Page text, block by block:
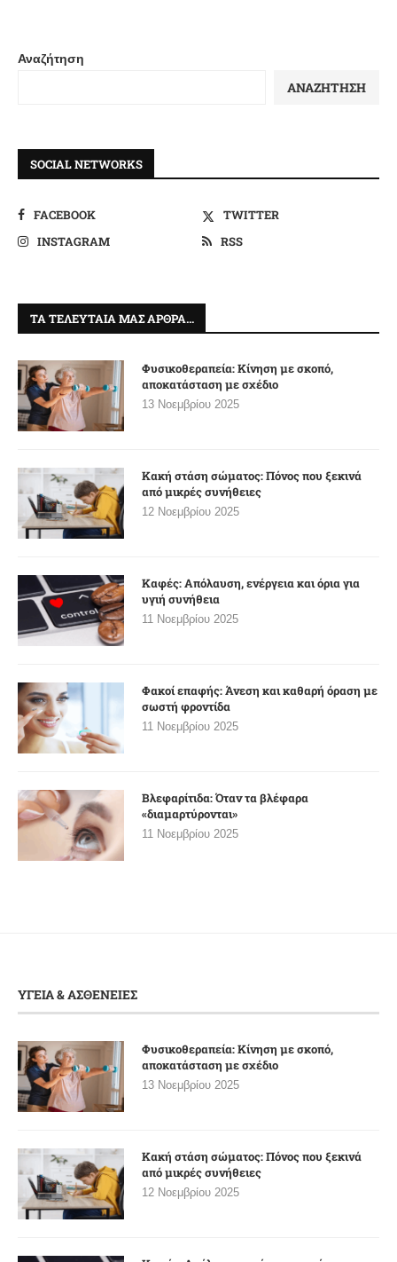
Αναζήτηση
ΑΝΑΖΉΤΗΣΗ
SOCIAL NETWORKS
FACEBOOK
TWITTER
INSTAGRAM
RSS
ΤΑ ΤΕΛΕΥΤΑΊΑ ΜΑΣ ΆΡΘΡΑ…
Φυσικοθεραπεία: Κίνηση με σκοπό,
αποκατάσταση με σχέδιο
13 Νοεμβρίου 2025
Κακή στάση σώματος: Πόνος που ξεκινά
από μικρές συνήθειες
12 Νοεμβρίου 2025
Καφές: Απόλαυση, ενέργεια και όρια για
υγιή συνήθεια
11 Νοεμβρίου 2025
Φακοί επαφής: Άνεση και καθαρή όραση με
σωστή φροντίδα
11 Νοεμβρίου 2025
Βλεφαρίτιδα: Όταν τα βλέφαρα
«διαμαρτύρονται»
11 Νοεμβρίου 2025
ΥΓΕΙΑ & ΑΣΘΕΝΕΙΕΣ
Φυσικοθεραπεία: Κίνηση με σκοπό,
αποκατάσταση με σχέδιο
13 Νοεμβρίου 2025
Κακή στάση σώματος: Πόνος που ξεκινά
από μικρές συνήθειες
12 Νοεμβρίου 2025